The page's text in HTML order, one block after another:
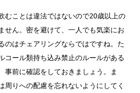
むことは違法ではないので20歳以上の
せん。密を避けて、一人でも気楽にお
のはチェアリングならではですね。た
コール類持ち込み禁止のルールがある
事前に確認をしておきましょう。ま
周りへの配慮を忘れないようにしてく